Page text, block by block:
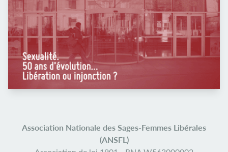
Association Nationale des Sages-Femmes Libérales
(ANSFL)